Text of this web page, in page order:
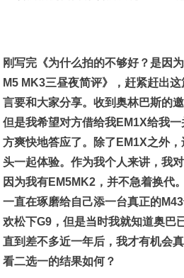
刚写完《为什么拍的不够好？是因
M5 MK3三昼夜简评》，赶紧赶出
言要和大家分享。收到奥林巴斯的
但是我希望对方借给我EM1X给我
方爽快地答应了。除了EM1X之外
头一起体验。作为我个人来讲，我
因为我有EM5MK2，并不急着换代
一直在琢磨给自己添一台真正的
欢松下G9，但是当时我就知道奥巴
直到差不多近一年后，我才有机会
看二选一的结果如何？